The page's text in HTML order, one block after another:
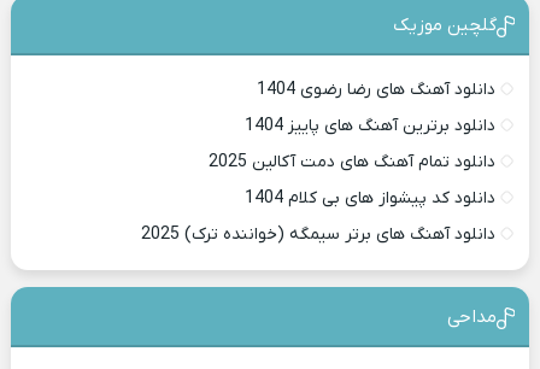
گلچین موزیک
دانلود آهنگ های رضا رضوی 1404
دانلود برترین آهنگ های پاییز 1404
دانلود تمام آهنگ های دمت آکالین 2025
دانلود کد پیشواز های بی کلام 1404
دانلود آهنگ های برتر سیمگه (خواننده ترک) 2025
مداحی